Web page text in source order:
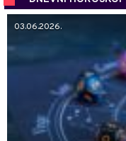
03.06.2026.